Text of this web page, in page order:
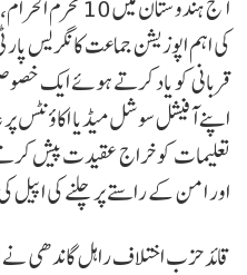
آج ہندوستان
کی اہم اپوزیشن جماعت کانگریس
قربانی کو یاد کرتے ہوئے ایک
اپنے آفیشل سوشل میڈیا اکاؤنٹس
تعلیمات کو خراج عقیدت پیش
اور امن کے راستے پر چلنے کی
قائد حزب اختلاف راہل گاندھی نے